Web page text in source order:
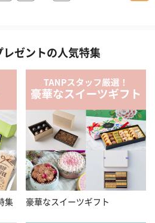
ゼントの人気特集
集 豪華なスイーツギフト